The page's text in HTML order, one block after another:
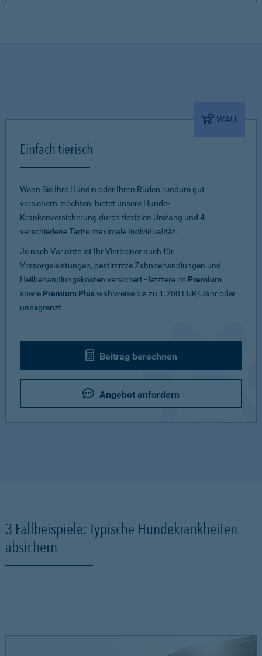
WAU
Einfach tierisch
Wenn Sie Ihre Hündin oder Ihren Rüden rundum gut
versichern möchten, bietet unsere Hunde-
Krankenversicherung durch flexiblen Umfang und 4
verschiedene Tarife maximale Individualität.
Je nach Variante ist Ihr Vierbeiner auch für
Vorsorgeleistungen, bestimmte Zahnbehandlungen und
Heilbehandlungskosten versichert - letztere im Premium
sowie Premium Pluswahlweise bis zu 1.200 EUR/Jahr oder
unbegrenzt.
Beitrag berechnen
Angebot anfordern
3 Fallbeispiele: Typische Hundekrankheiten
absichern